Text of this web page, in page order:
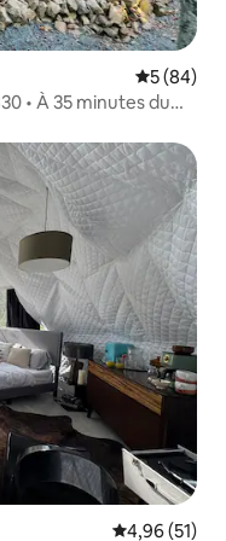
5 (84)
• À 35 minutes du
Évaluation
4,96 (51)